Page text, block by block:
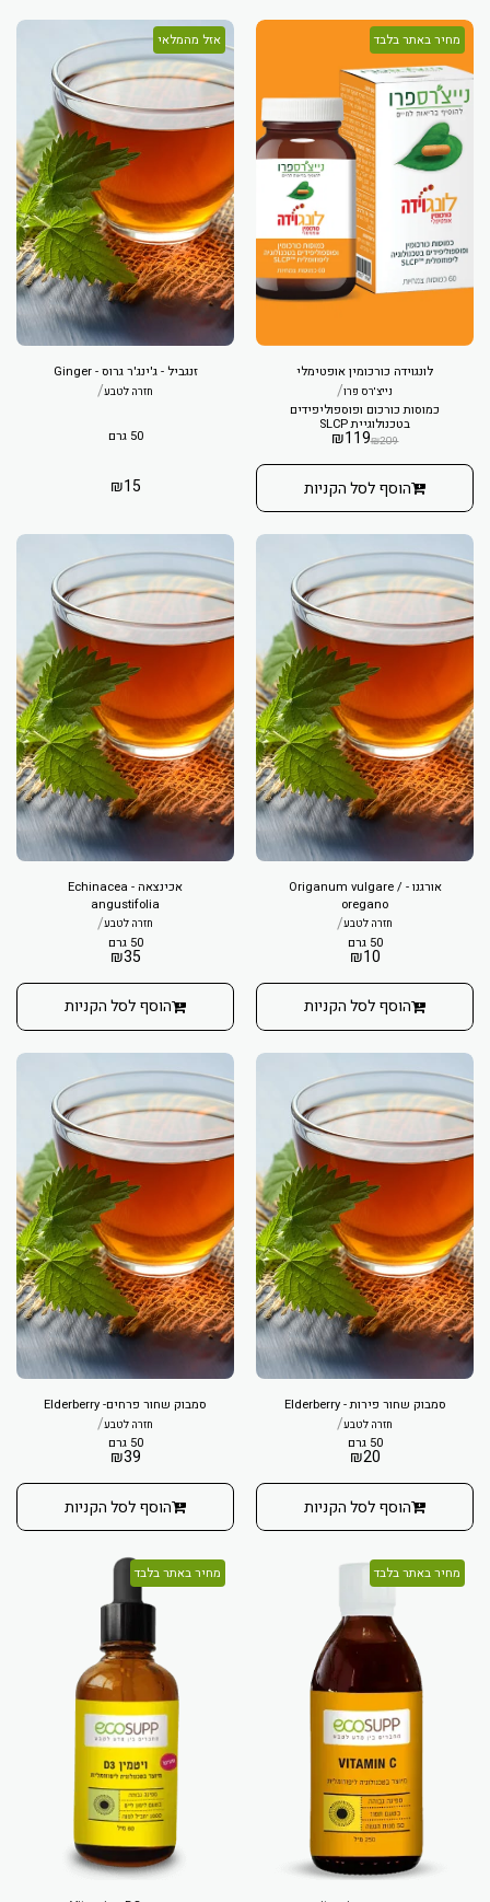
מחיר באתר בלבד
לונגוידה כורכומין אופטימלי
נייצ'רס פרו/
כמוסות כורכום ופוספוליפידים
בטכנולוגיית SLCP
₪209
₪119
הוסף לסל הקניות
אזל מהמלאי
זנגביל - ג'ינג'ר גרוס - Ginger
חזרה לטבע/
50 גרם
₪15
אורגנו - Origanum vulgare /
oregano
חזרה לטבע/
50 גרם
₪10
הוסף לסל הקניות
אכינצאה - Echinacea
angustifolia
חזרה לטבע/
50 גרם
₪35
הוסף לסל הקניות
סמבוק שחור פירות - Elderberry
חזרה לטבע/
50 גרם
₪20
הוסף לסל הקניות
סמבוק שחור פרחים- Elderberry
חזרה לטבע/
50 גרם
₪39
הוסף לסל הקניות
מחיר באתר בלבד מחיר באתר בלבד